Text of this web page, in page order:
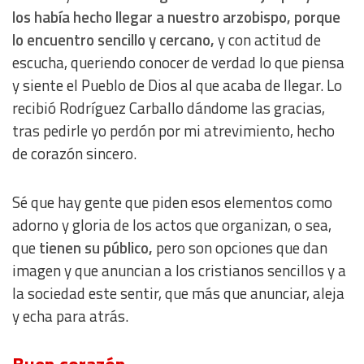
los había hecho llegar a nuestro arzobispo, porque
lo encuentro sencillo y cercano,y con actitud de
escucha, queriendo conocer de verdad lo que piensa
y siente el Pueblo de Dios al que acaba de llegar. Lo
recibió Rodríguez Carballo dándome las gracias,
tras pedirle yo perdón por mi atrevimiento, hecho
de corazón sincero.
Sé que hay gente que piden esos elementos como
adorno y gloria de los actos que organizan, o sea,
quetienen su público, pero son opciones que dan
imagen y que anuncian a los cristianos sencillos y a
la sociedad este sentir, que más que anunciar, aleja
y echa para atrás.
Measure content performance
Understand audiences through statistics or combinations
of data from different sources
Develop and improve services
IAB Special Features:
Use precise geolocation data
Identify devices based on information actively requested